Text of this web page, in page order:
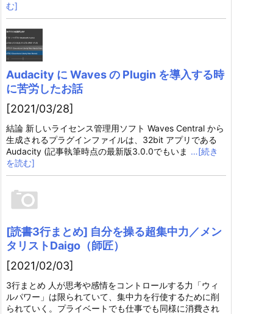
む]
Audacity に Waves の Plugin を導入する時
に苦労したお話
[2021/03/28]
結論 新しいライセンス管理用ソフト Waves Central から
生成されるプラグインファイルは、32bit アプリである
Audacity (記事執筆時点の最新版3.0.0でもいま …[続き
を読む]
[読書3行まとめ] 自分を操る超集中力／メン
タリストDaigo（師匠）
[2021/02/03]
3行まとめ 人が思考や感情をコントロールする力「ウィ
ルパワー」は限られていて、集中力を行使するために削
られていく。プライベートでも仕事でも同様に消費され